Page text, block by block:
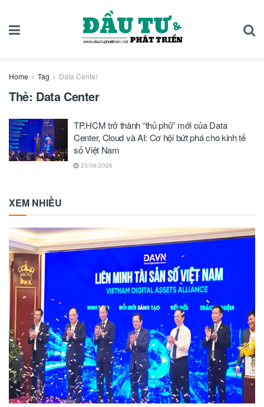
Home Tag Data Center
Thẻ: Data Center
TP.HCM trở thành “thủ phủ” mới của Data
Center, Cloud và AI: Cơ hội bứt phá cho kinh tế
số Việt Nam
23/06/2026
XEM NHIỀU